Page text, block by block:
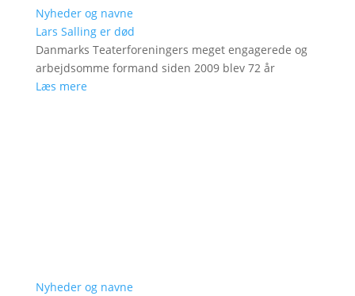
Nyheder og navne
Lars Salling er død
Danmarks Teaterforeningers meget engagerede og
arbejdsomme formand siden 2009 blev 72 år
Læs mere
Nyheder og navne